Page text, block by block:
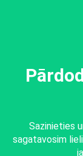
Sazinieties
sagatavosim